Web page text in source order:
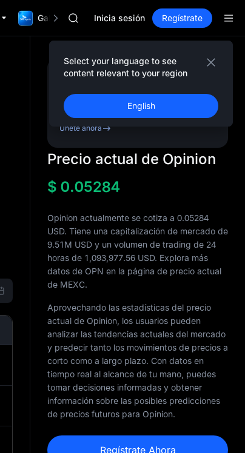
Gala TradFi de $1,000,000
HFT
Futuro de Unitree ya en vivo
SKYAI
UNITREE
Inicia sesión Regístrate
Select your language to see
content relevant to your region
English
Regístrate y recibe
hasta 10,000USDT
en
Únete ahora
Precio actual de Opinion
$ 0.05284
Opinion actualmente se cotiza a 0.05284
USD. Tiene una capitalización de mercado de
9.51M USD y un volumen de trading de 24
horas de 1,093,977.56 USD. Explora más
datos de OPN en la página de precio actual
de MEXC.
Aprovechando las estadísticas del precio
actual de Opinion, los usuarios pueden
analizar las tendencias actuales del mercado
y predecir tanto los movimientos de precios a
corto como a largo plazo. Con datos en
tiempo real al alcance de tu mano, puedes
tomar decisiones informadas y obtener
información sobre las posibles predicciones
de precios futuros para Opinion.
Regístrate Ahora